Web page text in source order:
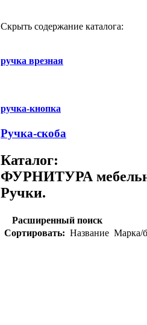
Скрыть содержание каталога:
ручка врезная
ручка-кнопка
Ручка-скоба
Каталог:
ФУРНИТУРА
Ручки.
Расширенный поиск
Сортировать: Название Марка/